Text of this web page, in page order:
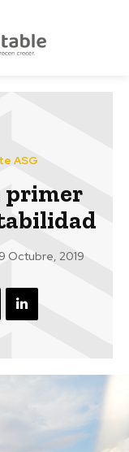
ASG
primer
9 Octubre, 2019